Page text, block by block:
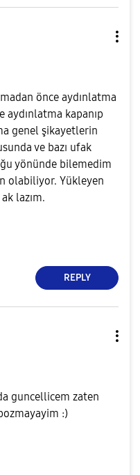
önce aydınlatma
aydınlatma kapanıp
genel şikayetlerin
ve bazı ufak
yönünde bilemedim
olabiliyor. Yükleyen
lazım.
REPLY
guncellicem zaten
:)